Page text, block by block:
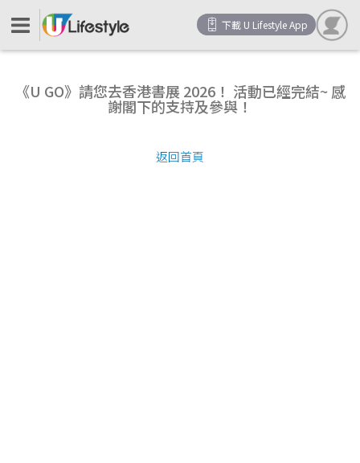
下載 U Lifestyle App
《U GO》請您去香港書展 2026！ 活動已經完結~ 感
謝閣下的支持及參與！
返回首頁